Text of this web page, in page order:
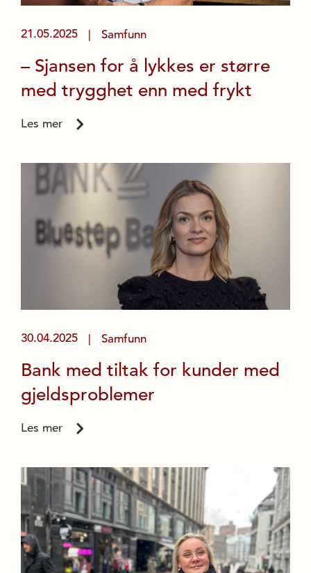
21.05.2025 Samfunn
– Sjansen for å lykkes er større
med trygghet enn med frykt
Les mer
30.04.2025 Samfunn
Bank med tiltak for kunder med
gjeldsproblemer
Les mer